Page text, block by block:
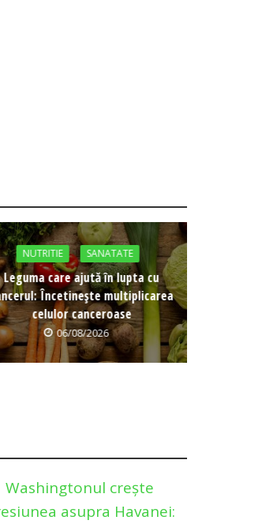
NUTRITIE SANATATE
Leguma care ajută în lupta cu
Încetinește multiplicarea
celulor canceroase
06/08/2026
Washingtonul creşte
asupra Havanei: